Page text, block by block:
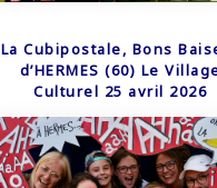
La Cubipostale, Bons
d’HERMES (60) Le
Culturel 25 avril 2026